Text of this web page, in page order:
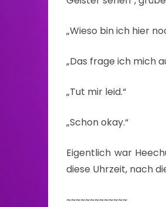
„Wieso bin ich hier
„Das frage ich mich
„Tut mir leid.“
„Schon okay.“
Eigentlich war
diese Uhrzeit, nach
~~~~~~~~~~~~~